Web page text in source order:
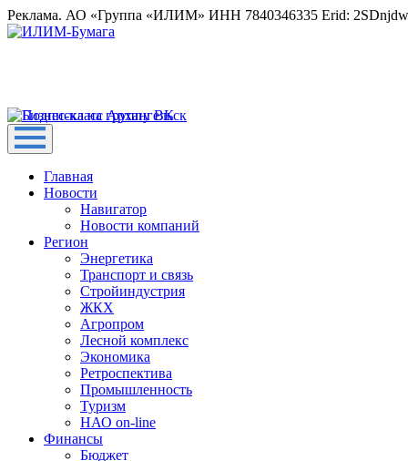
Реклама. АО «Группа «ИЛИМ» ИНН 7840346335 Erid:
Главная
Новости
Навигатор
Новости компаний
Регион
Энергетика
Транспорт и связь
Стройиндустрия
ЖКХ
Агропром
Лесной комплекс
Экономика
Ретроспектива
Промышленность
Туризм
НАО on-line
Финансы
Бюджет